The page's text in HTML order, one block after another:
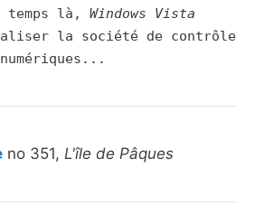
temps là, Windows Vista
la société de contrôle
no 351, L'île de Pâques